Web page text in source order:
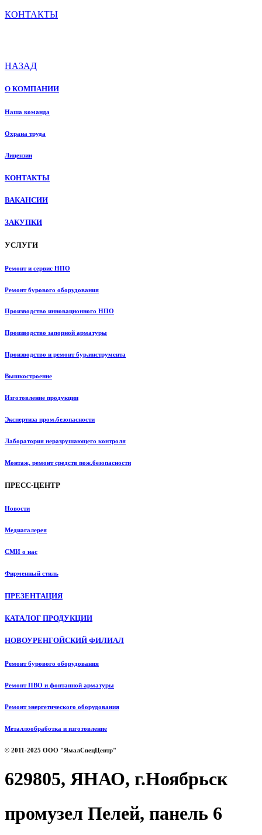
КОНТАКТЫ
НАЗАД
О КОМПАНИИ
Наша команда
Охрана труда
Лицензии
КОНТАКТЫ
ВАКАНСИИ
ЗАКУПКИ
УСЛУГИ
Ремонт и сервис НПО
Ремонт бурового оборудования
Производство инновационного НПО
Производство запорной арматуры
Производство и ремонт бур.инструмента
Вышкостроение
Изготовление продукции
Экспертиза пром.безопасности
Лаборатория неразрушающего контроля
Монтаж, ремонт средств пож.безопасности
ПРЕСС-ЦЕНТР
Новости
Медиагалерея
СМИ о нас
Фирменный стиль
ПРЕЗЕНТАЦИЯ
КАТАЛОГ ПРОДУКЦИИ
НОВОУРЕНГОЙСКИЙ ФИЛИАЛ
Ремонт бурового оборудования
Ремонт ПВО и фонтанной арматуры
Ремонт энергетического оборудования
Металлообработка и изготовление
© 2011-2025 ООО "ЯмалСпецЦентр"
629805, ЯНАО, г.Ноябрьск
промузел Пелей, панель 6